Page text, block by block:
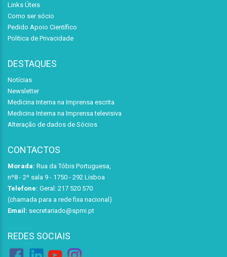
Links Úteis
Como ser sócio
Pedido Apoio Científico
Política de Privacidade
DESTAQUES
Notícias
Newsletter
Medicina Interna na Imprensa escrita
Medicina Interna na Imprensa televisiva
Alteração de dados de Sócios
CONTACTOS
Morada: Rua da Tóbis Portuguesa,
nº8 - 2º sala 9 - 1750 - 292 Lisboa
Telefone: Geral: 217 520 570
(chamada para a rede fixa nacional)
Email: secretariado@spmi.pt
REDES SOCIAIS